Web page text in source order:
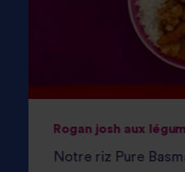
Rogan josh aux
Notre riz Pure